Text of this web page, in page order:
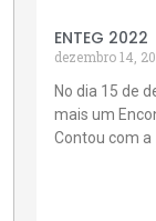
ENTEG 2022
dezembro 14,
No dia 15 de
mais um
Contou com a